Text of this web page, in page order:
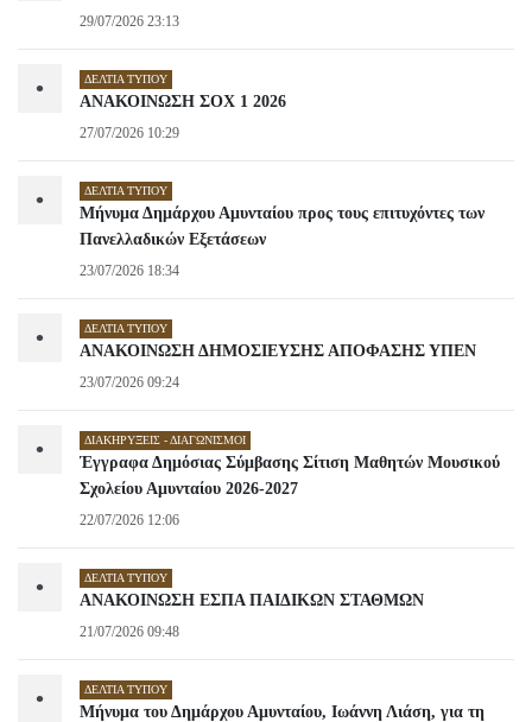
29/07/2026 23:13
• ΔΕΛΤΊΑ ΤΎΠΟΥ
ΑΝΑΚΟΙΝΩΣΗ ΣΟΧ 1 2026
27/07/2026 10:29
• ΔΕΛΤΊΑ ΤΎΠΟΥ
Μήνυμα Δημάρχου Αμυνταίου προς τους επιτυχόντες των
Πανελλαδικών Εξετάσεων
23/07/2026 18:34
• ΔΕΛΤΊΑ ΤΎΠΟΥ
ΑΝΑΚΟΙΝΩΣΗ ΔΗΜΟΣΙΕΥΣΗΣ ΑΠΟΦΑΣΗΣ ΥΠΕΝ
23/07/2026 09:24
• ΔΙΑΚΗΡΎΞΕΙΣ - ΔΙΑΓΩΝΙΣΜΟΊ
Έγγραφα Δημόσιας Σύμβασης Σίτιση Μαθητών Μουσικού
Σχολείου Αμυνταίου 2026-2027
22/07/2026 12:06
• ΔΕΛΤΊΑ ΤΎΠΟΥ
ΑΝΑΚΟΙΝΩΣΗ ΕΣΠΑ ΠΑΙΔΙΚΩΝ ΣΤΑΘΜΩΝ
21/07/2026 09:48
• ΔΕΛΤΊΑ ΤΎΠΟΥ
Μήνυμα του Δημάρχου Αμυνταίου, Ιωάννη Λιάση, για τη